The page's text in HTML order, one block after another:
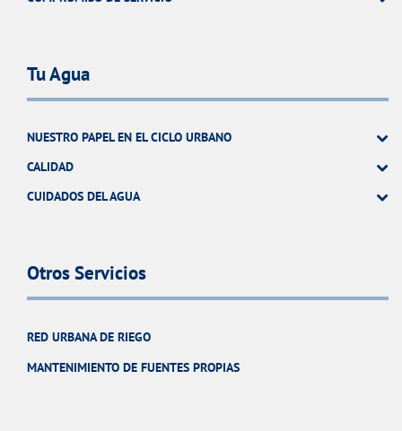
Tu Agua
NUESTRO PAPEL EN EL CICLO URBANO
CALIDAD
CUIDADOS DEL AGUA
Otros Servicios
RED URBANA DE RIEGO
MANTENIMIENTO DE FUENTES PROPIAS